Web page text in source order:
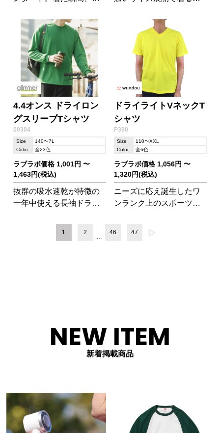
4.4オンス ドライロン
グスリーブTシャツ
00304
Size
140〜7L
Color
全23色
ラブラボ価格 1,001円 〜
1,463円(税込)
抜群の吸水速乾が特徴の
一年中使える長袖ドライT
く、何度洗濯しても型く
ずれや色落ちの心配があ
ドライライトVネックT
シャツ
P390
Size
110〜XXL
Color
全6色
ラブラボ価格 1,056円 〜
1,320円(税込)
ニーズに応え誕生したワ
ンランク上のスポーツス
1 2 46 47
NEW ITEM
新着掲載商品